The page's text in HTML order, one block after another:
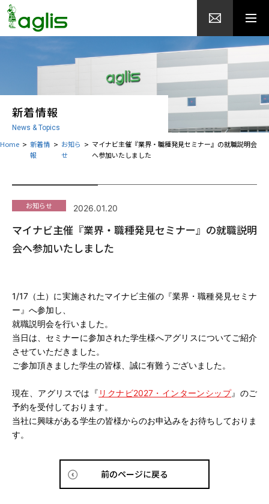
新着情報
News & Topics
Home
新着情
報
お知ら
せ
マイナビ主催『業界・職種発見セミナー』の就職説明会
へ参加いたしました
お知らせ 2026.01.20
マイナビ主催『業界・職種発見セミナー』の就職説明
会へ参加いたしました
1/17（土）に実施されたマイナビ主催の『業界・職種発見セミナ
ー』へ参加し、
就職説明会を行いました。
当日は、セミナーに参加された学生様へアグリスについてご紹介
させていただきました。
ご参加頂きました学生の皆様、誠に有難うございました。
現在、アグリスでは『 リクナビ2027・インターンシップ』のご
予約を受付しております。
当社に興味がある学生の皆様からのお申込みをお待ちしておりま
す。
前のページに戻る